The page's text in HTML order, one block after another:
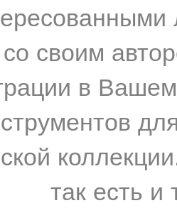
своим
в
так есть и